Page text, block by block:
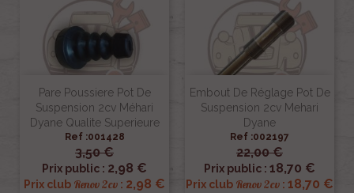
Pare Poussiere Pot De
Suspension 2cv Méhari
Dyane Qualite Superieure
Ref :001428
3,50 €
Prix public : 2,98 €
Prix club Renov 2cv : 2,98 €
Embout De Réglage Pot De
Suspension 2cv Mehari
Dyane
Ref :002197
22,00 €
Prix public : 18,70 €
Prix club Renov 2cv : 18,70 €